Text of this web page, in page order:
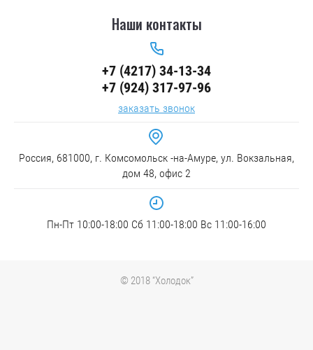
Наши контакты
+7 (4217) 34-13-34
+7 (924) 317-97-96
заказать звонок
Россия, 681000, г. Комсомольск -на-Амуре, ул. Вокзальная,
дом 48, офис 2
Пн-Пт 10:00-18:00 Сб 11:00-18:00 Вс 11:00-16:00
© 2018 “Холодок”